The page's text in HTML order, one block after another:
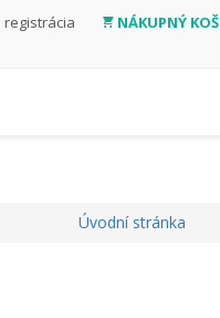
registrácia NÁKUPNÝ
Úvodní stránka